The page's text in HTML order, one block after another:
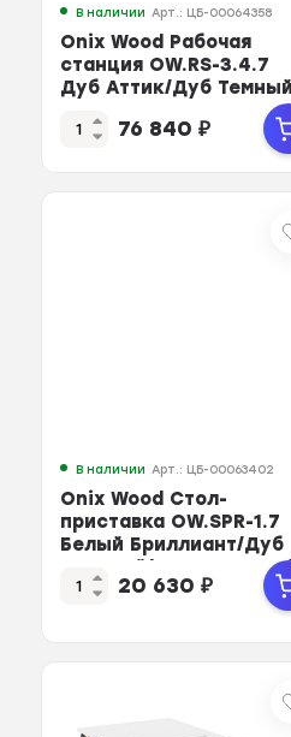
В наличии Арт.: ЦБ-00064358
Onix Wood Рабочая
станция OW.RS-3.4.7
Дуб Аттик/Дуб
Металл Антрацит 47...
76 840 ₽
В наличии Арт.: ЦБ-00063402
Onix Wood Стол-
приставка OW.SPR-1.7
Белый Бриллиант/Дуб
Светлый/Металл
...
20 630 ₽